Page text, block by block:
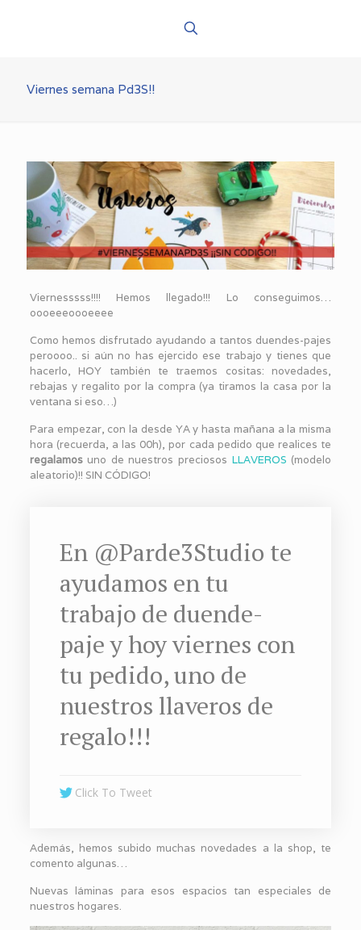
Viernes semana Pd3S!!
Viernesssss!!!! Hemos llegado!!! Lo conseguimos…
oooeeeoooeeee
Como hemos disfrutado ayudando a tantos duendes-pajes
peroooo.. si aún no has ejercido ese trabajo y tienes que
hacerlo, HOY también te traemos cositas: novedades,
rebajas y regalito por la compra (ya tiramos la casa por la
ventana si eso…)
Para empezar, con la desde YA y hasta mañana a la misma
hora (recuerda, a las 00h), por cada pedido que realices te
regalamosuno de nuestros preciosos LLAVEROS (modelo
aleatorio)!! SIN CÓDIGO!
En @Parde3Studio te
ayudamos en tu
trabajo de duende-
paje y hoy viernes con
tu pedido, uno de
nuestros llaveros de
regalo!!!
Click To Tweet
Además, hemos subido muchas novedades a la shop, te
comento algunas…
Nuevas láminas para esos espacios tan especiales de
nuestros hogares.